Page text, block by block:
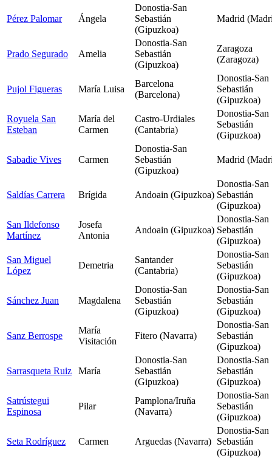
Pérez Palomar Ángela
Donostia-San
Sebastián
(Gipuzkoa)
Madrid
Prado Segurado Amelia
Donostia-San
Sebastián
(Gipuzkoa)
Zaragoza
(Zaragoza)
Pujol Figueras María Luisa
Barcelona
(Barcelona)
Donostia-San
Sebastián
(Gipuzkoa)
Royuela San
Esteban
María del
Carmen
Castro-Urdiales
(Cantabria)
Donostia-San
Sebastián
(Gipuzkoa)
Sabadie Vives Carmen
Donostia-San
Sebastián
(Gipuzkoa)
Madrid
Saldías Carrera Brígida Andoain (Gipuzkoa)
Donostia-San
Sebastián
(Gipuzkoa)
San Ildefonso
Martínez
Josefa
Antonia
Andoain (Gipuzkoa)
Donostia-San
Sebastián
(Gipuzkoa)
San Miguel
López
Demetria
Santander
(Cantabria)
Donostia-San
Sebastián
(Gipuzkoa)
Sánchez Juan Magdalena
Donostia-San
Sebastián
(Gipuzkoa)
Donostia-San
Sebastián
(Gipuzkoa)
Sanz Berrospe
María
Visitación
Fitero (Navarra)
Donostia-San
Sebastián
(Gipuzkoa)
Sarrasqueta Ruiz María
Donostia-San
Sebastián
(Gipuzkoa)
Donostia-San
Sebastián
(Gipuzkoa)
Satrústegui
Espinosa
Pilar
Pamplona/Iruña
(Navarra)
Donostia-San
Sebastián
(Gipuzkoa)
Seta Rodríguez Carmen Arguedas (Navarra)
Donostia-San
Sebastián
(Gipuzkoa)